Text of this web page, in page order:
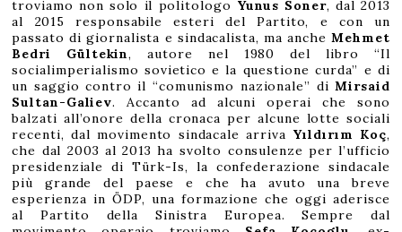
troviamo non solo il politologo Yunus Soner, dal 2013
al 2015 responsabile esteri del Partito, e con un
passato di giornalista e sindacalista, ma ancheMehmet
Bedri Gültekin, autore nel 1980 del libro “Il
socialimperialismo sovietico e la questione curda” e di
un saggio contro il “comunismo nazionale” diMirsaid
Sultan-Galiev. Accanto ad alcuni operai che sono
balzati all’onore della cronaca per alcune lotte sociali
recenti, dal movimento sindacale arriva Yıldırım Koç,
che dal 2003 al 2013 ha svolto consulenze per l’ufficio
presidenziale di Türk-Is, la confederazione sindacale
più grande del paese e che ha avuto una breve
esperienza in ÖDP, una formazione che oggi aderisce
al Partito della Sinistra Europea. Sempre dal